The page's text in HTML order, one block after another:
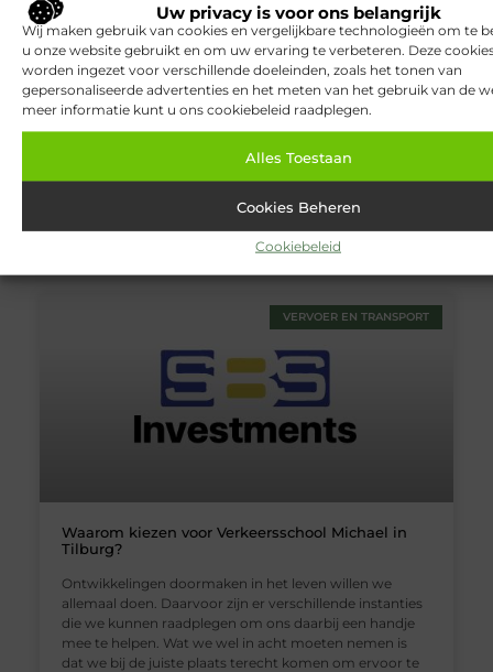
Uw privacy is voor ons belangrijk
Wij maken gebruik van cookies en vergelijkbare technologieën om te
u onze website gebruikt en om uw ervaring te verbeteren. Deze
worden ingezet voor verschillende doeleinden, zoals het tonen van
gepersonaliseerde advertenties en het meten van het gebruik van de
meer informatie kunt u ons cookiebeleid raadplegen.
Alles Toestaan
Cookies Beheren
Cookiebeleid
De voordelen van het inschakelen van een
verhuisbedrijf
Nagenoeg iedereen krijgt er vroeg of laat wel eens mee
de makelaar afgehandeld te hebben is het tijd om je
spullen, meubels en al het andere van A naar
VERVOER EN TRANSPORT
Waarom kiezen voor Verkeersschool Michael in
Tilburg?
Ontwikkelingen doormaken in het leven willen we
allemaal doen. Daarvoor zijn er verschillende instanties
die we kunnen raadplegen om ons daarbij een handje
mee te helpen. Wat we wel in acht moeten nemen is
dat we bij de juiste plaats terecht komen om ervoor te